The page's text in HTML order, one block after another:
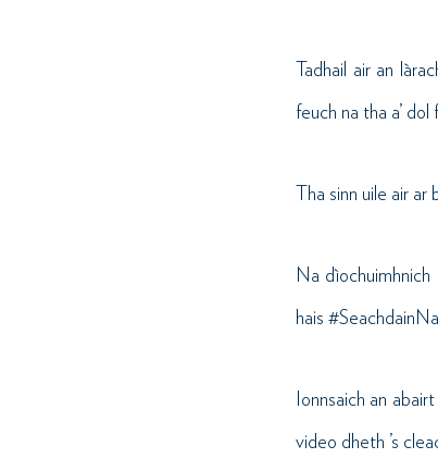
Tadhail air an
feuch na tha a’ dol
Tha sinn uile air
Na
hais
Ionnsaich an
video dheth ’s